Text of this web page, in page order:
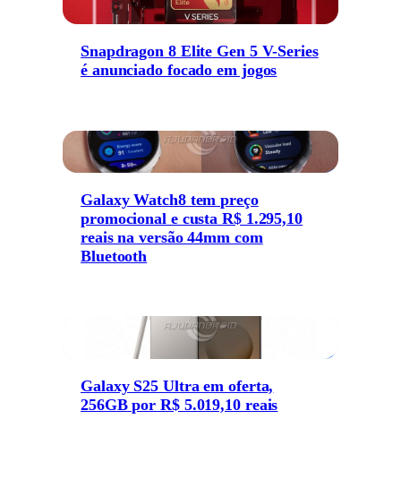
Snapdragon 8 Elite Gen 5 V-Series
é anunciado focado em jogos
Galaxy Watch8 tem preço
promocional e custa R$ 1.295,10
reais na versão 44mm com
Bluetooth
Galaxy S25 Ultra em oferta,
256GB por R$ 5.019,10 reais